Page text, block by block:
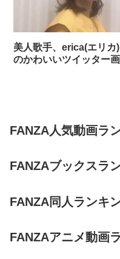
美人歌手、erica(エリカ
のかわいいツイッター
FANZA人気動画ラ
FANZAブックスラ
FANZA同人ランキ
FANZAアニメ動画